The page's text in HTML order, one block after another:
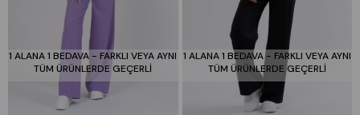
108–111 cm
Kumaş:
Keten görünümlü viskon (Likrasız) – dökümlü,
rahat ve hafif
Uzunluk:Ön 71 cm | Arka 78 cm
Ürün Kodu:70035
1 ALANA 1 BEDAVA - FARKLI VEYA AYNI
TÜM ÜRÜNLERDE GEÇERLİ
1 ALANA 1 BEDAVA - FARKLI VEYA AYNI
TÜM ÜRÜNLERDE GEÇERLİ